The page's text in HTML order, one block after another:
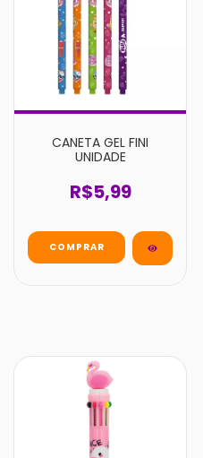
CANETA GEL FINI
UNIDADE
R$5,99